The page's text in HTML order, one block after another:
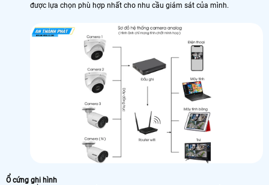
được lựa chọn phù hợp nhất cho nhu cầu giám sát của mình.
Ổ cứng ghi hình